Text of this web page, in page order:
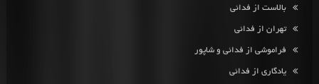
بالاست از فدائی
تهران از فدائی
فراموشی از فدائی و شاپور
یادگاری از فدائی